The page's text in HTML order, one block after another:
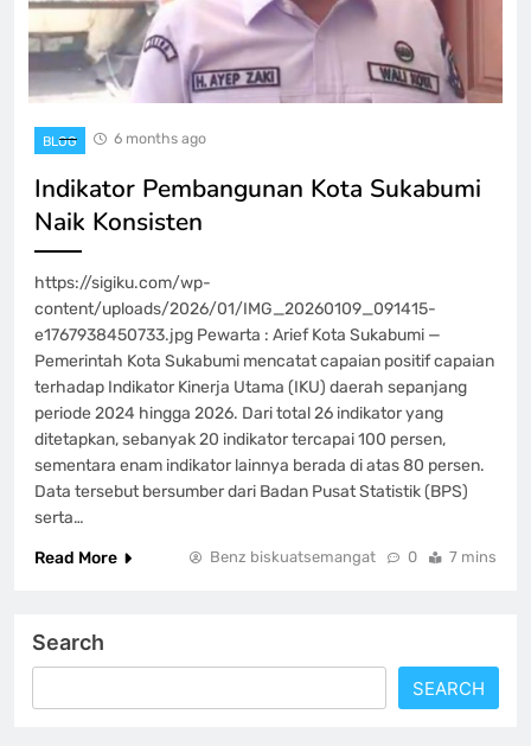
BLOG 6 months ago
Indikator Pembangunan Kota Sukabumi
Naik Konsisten
https://sigiku.com/wp-
content/uploads/2026/01/IMG_20260109_091415-
e1767938450733.jpg Pewarta : Arief Kota Sukabumi —
Pemerintah Kota Sukabumi mencatat capaian positif capaian
terhadap Indikator Kinerja Utama (IKU) daerah sepanjang
periode 2024 hingga 2026. Dari total 26 indikator yang
ditetapkan, sebanyak 20 indikator tercapai 100 persen,
sementara enam indikator lainnya berada di atas 80 persen.
Data tersebut bersumber dari Badan Pusat Statistik (BPS)
serta…
Read More
Benz biskuatsemangat 0 7 mins
Search
SEARCH